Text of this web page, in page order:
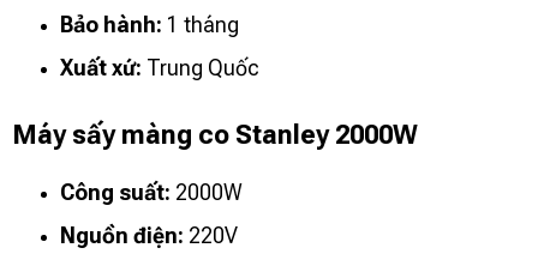
Bảo hành: 1 tháng
Xuất xứ: Trung Quốc
Máy sấy màng co Stanley 2000W
Công suất: 2000W
Nguồn điện: 220V